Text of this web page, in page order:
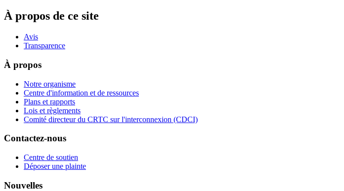
À propos de ce site
Avis
Transparence
À propos
Notre organisme
Centre d'information et de ressources
Plans et rapports
Lois et règlements
Comité directeur du CRTC sur l'interconnexion (CDCI)
Contactez-nous
Centre de soutien
Déposer une plainte
Nouvelles